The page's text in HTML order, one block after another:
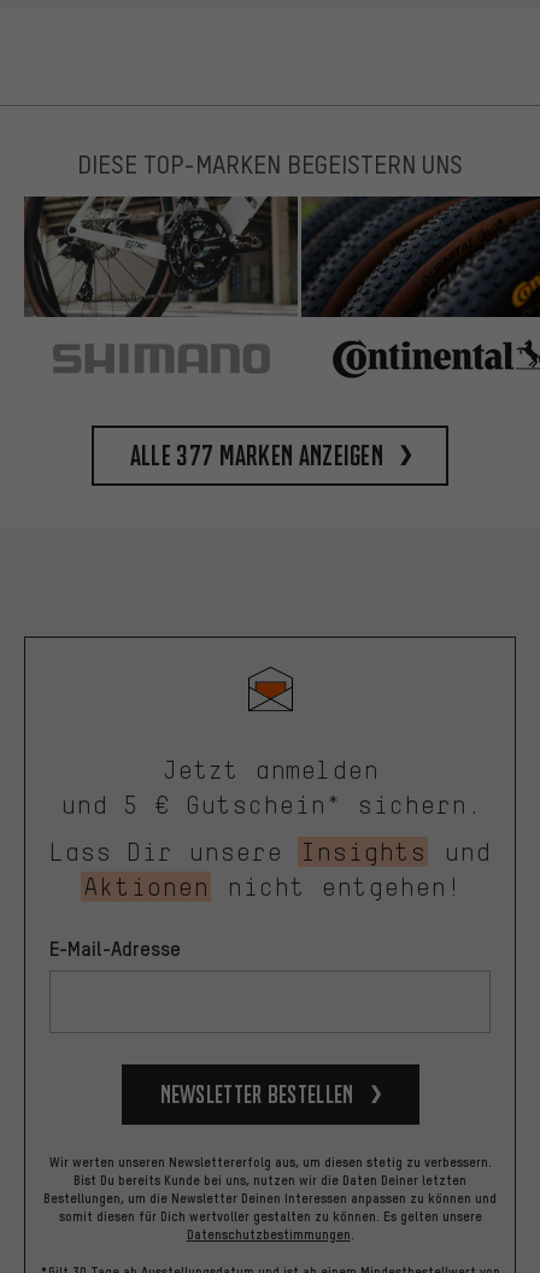
DIESE TOP-MARKEN BEGEISTERN UNS
Alle 377 Marken anzeigen
Jetzt anmelden
und 5 € Gutschein* sichern.
Lass Dir unsere
Insights
und
Aktionen
nicht entgehen!
E-Mail-Adresse
Newsletter bestellen
Wir werten unseren Newslettererfolg aus, um diesen stetig zu verbessern.
Bist Du bereits Kunde bei uns, nutzen wir die Daten Deiner letzten
Bestellungen, um die Newsletter Deinen Interessen anpassen zu können und
somit diesen für Dich wertvoller gestalten zu können. Es gelten unsere
Datenschutzbestimmungen.